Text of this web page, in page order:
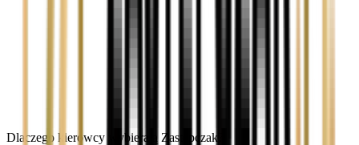
Dlaczego kierowcy wybierają Zastępczak?